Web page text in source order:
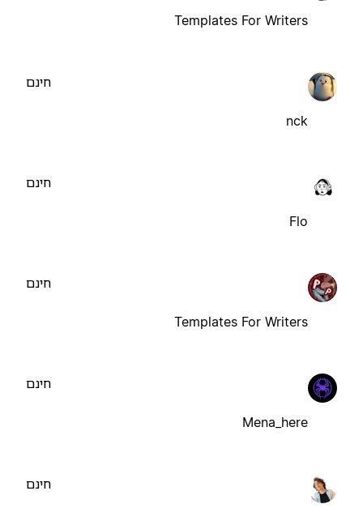
Templates For Writers
nck
חינם
Flo
חינם
Templates For Writers
חינם
Mena_here
חינם
חינם